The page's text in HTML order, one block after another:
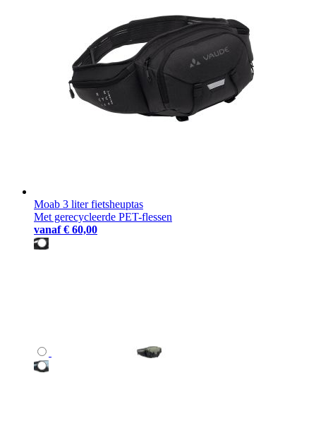
Moab 3 liter fietsheuptas
Met gerecycleerde PET-flessen
vanaf € 60,00